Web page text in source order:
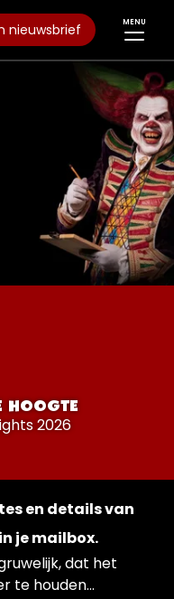
nieuwsbrief MENU
HOOGTE
2026
en details van
je mailbox.
dat het
te houden…